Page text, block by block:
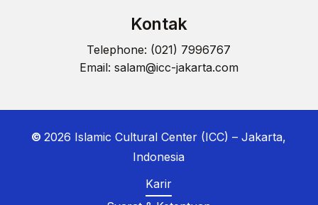
Kontak
Telephone: (021) 7996767
Email: salam@icc-jakarta.com
©2026 Islamic Cultural Center (ICC) – Jakarta,
Indonesia
Karir